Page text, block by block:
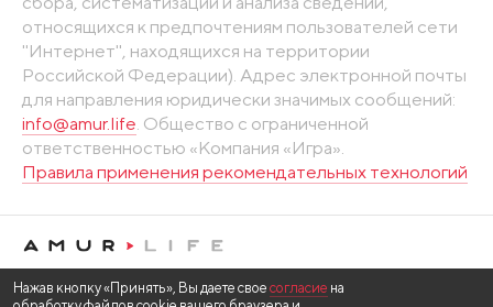
относящихся к предпочтениям пользователей сети
"Интернет", находящихся на территории
Российской Федерации). Адрес электронной почты
для направления юридически значимых сообщений:
info@amur.life. Общество с ограниченной
ответственностью «Компания «Игра».
Правила применения рекомендательных технологий
Нажав кнопку «Принять», Вы даете свое согласие на